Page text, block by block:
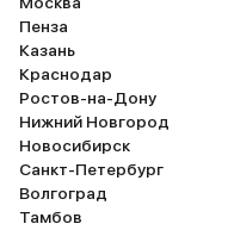
Пенза
Казань
Краснодар
Ростов-на-Дону
Нижний Новгород
Новосибирск
Санкт-Петербург
Волгоград
Тамбов